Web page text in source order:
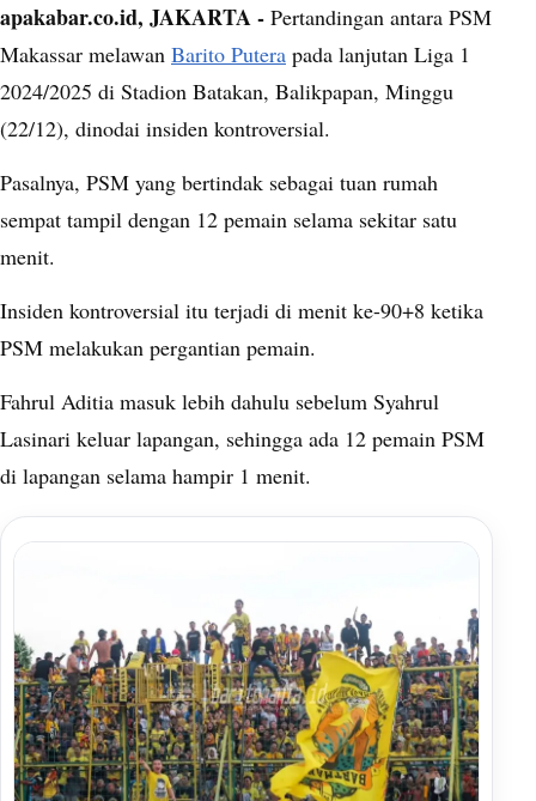
apakabar.co.id, JAKARTA - Pertandingan antara PSM
Makassar melawan Barito Putera pada lanjutan Liga 1
2024/2025 di Stadion Batakan, Balikpapan, Minggu
(22/12), dinodai insiden kontroversial.
Pasalnya, PSM yang bertindak sebagai tuan rumah
sempat tampil dengan 12 pemain selama sekitar satu
menit.
Insiden kontroversial itu terjadi di menit ke-90+8 ketika
PSM melakukan pergantian pemain.
Fahrul Aditia masuk lebih dahulu sebelum Syahrul
Lasinari keluar lapangan, sehingga ada 12 pemain PSM
di lapangan selama hampir 1 menit.